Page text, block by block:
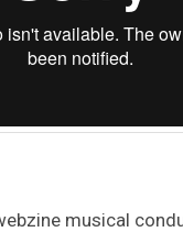
musical